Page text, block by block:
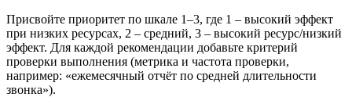
Присвойте приоритет по шкале 1–3, где 1 – высокий эффект
при низких ресурсах, 2 – средний, 3 – высокий ресурс/низкий
эффект. Для каждой рекомендации добавьте критерий
проверки выполнения (метрика и частота проверки,
например: «ежемесячный отчёт по средней длительности
звонка»).